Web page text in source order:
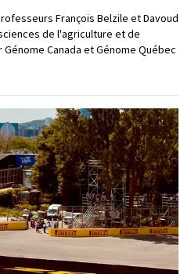
François Belzile et Davoud
de l'agriculture et de
Canada et Génome Québec